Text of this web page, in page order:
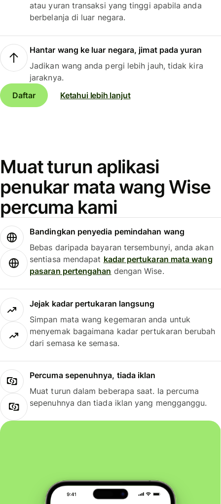
atau yuran transaksi yang tinggi apabila anda
berbelanja di luar negara.
Hantar wang ke luar negara, jimat pada yuran
Jadikan wang anda pergi lebih jauh, tidak kira
jaraknya.
Daftar
Ketahui lebih lanjut
Muat turun aplikasi
penukar mata wang Wise
percuma kami
Bandingkan penyedia pemindahan wang
Bebas daripada bayaran tersembunyi, anda akan
sentiasa mendapat kadar pertukaran mata wang
pasaran pertengahan dengan Wise.
Jejak kadar pertukaran langsung
Simpan mata wang kegemaran anda untuk
menyemak bagaimana kadar pertukaran berubah
dari semasa ke semasa.
Percuma sepenuhnya, tiada iklan
Muat turun dalam beberapa saat. Ia percuma
sepenuhnya dan tiada iklan yang mengganggu.